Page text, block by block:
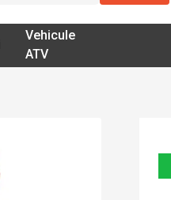
Vehicule
ATV